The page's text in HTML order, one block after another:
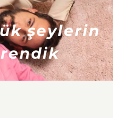
şeylerin